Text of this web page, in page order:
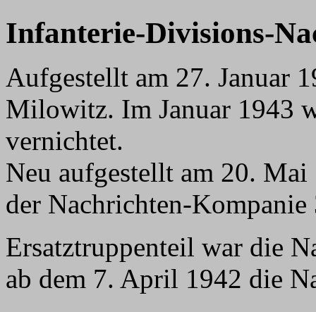
Infanterie-Divisions-
Aufgestellt am 27. Januar
Milowitz. Im Januar 1943
vernichtet.
Neu aufgestellt am 20.
der Nachrichten-Kompanie
Ersatztruppenteil war die
ab dem 7. April 1942 die